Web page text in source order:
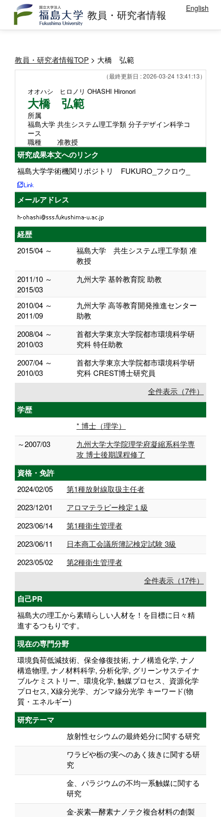
教員・研究者情報 English
教員・研究者情報TOP > 大橋 弘範
（最終更新日 : 2026-03-24 13:41:13）
オオハシ ヒロノリ OHASHI Hironori
大橋 弘範
所属
福島大学 共生システム理工学類 分子デザイン科学コ
ース
職種
准教授
研究成果本文へのリンク
福島大学学術機関リポジトリ FUKURO_フクロウ_
メールアドレス
経歴
2015/04 ～
福島大学 共生システム理工学類 准
教授
2011/10 ～
2015/03
九州大学 基幹教育院 助教
2010/04 ～
2011/09
九州大学 高等教育開発推進センター
助教
2008/04 ～
2010/03
首都大学東京大学院都市環境科学研
究科 特任助教
2007/04 ～
2010/03
首都大学東京大学院都市環境科学研
究科 CREST博士研究員
全件表示（7件）
学歴
* 博士（理学）
～2007/03
九州大学大学院理学府凝縮系科学専
攻 博士後期課程修了
資格・免許
2024/02/05
第1種放射線取扱主任者
2023/12/01
アロマテラピー検定１級
2023/06/14
第1種衛生管理者
2023/06/11
日本商工会議所簿記検定試験 3級
2023/05/02
第2種衛生管理者
全件表示（17件）
自己PR
福島大の理工から素晴らしい人材を！を目標に日々精
進するつもりです。
現在の専門分野
環境負荷低減技術、保全修復技術, ナノ構造化学, ナノ
構造物理, ナノ材料科学, 分析化学, グリーンサステイナ
ブルケミストリー、環境化学, 触媒プロセス、資源化学
プロセス, X線分光学、ガンマ線分光学 キーワード(物
質・エネルギー)
研究テーマ
放射性セシウムの最終処分に関する研究
ワラビや栃の実へのあく抜きに関する研
究
金、パラジウムの不均一系触媒に関する
研究
金-炭素―酵素ナノテク複合材料の創製